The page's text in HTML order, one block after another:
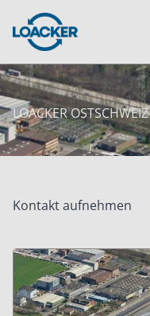
LOACKER
Kontakt aufnehmen